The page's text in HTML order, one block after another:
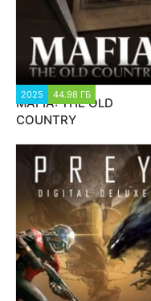
2025 44.98 ГБ
MAFIA: THE OLD
COUNTRY